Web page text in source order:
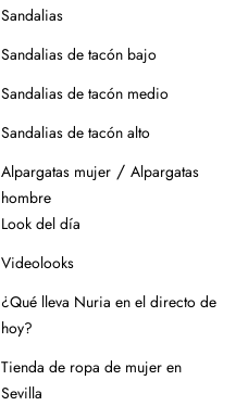
Sandalias
Sandalias de tacón bajo
Sandalias de tacón medio
Sandalias de tacón alto
Alpargatas mujer / Alpargatas
hombre
Look del día
Videolooks
¿Qué lleva Nuria en el directo de
hoy?
Tienda de ropa de mujer en
Sevilla